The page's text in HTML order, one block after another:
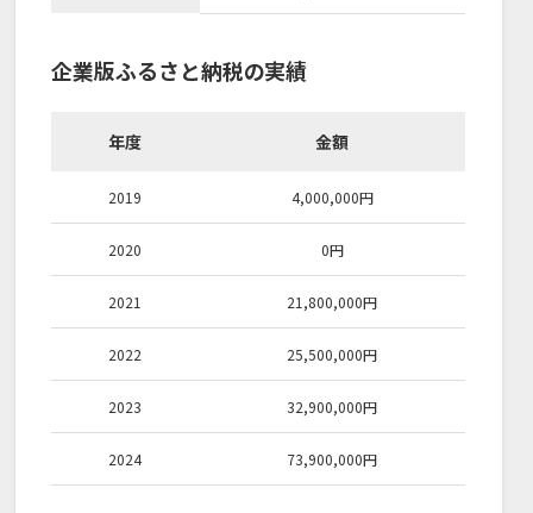
企業版ふるさと納税の実績
年度 金額
2019 4,000,000円
2020 0円
2021 21,800,000円
2022 25,500,000円
2023 32,900,000円
2024 73,900,000円